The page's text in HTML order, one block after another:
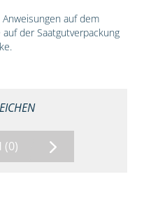
auf dem
der Saatgutverpackung
(0)